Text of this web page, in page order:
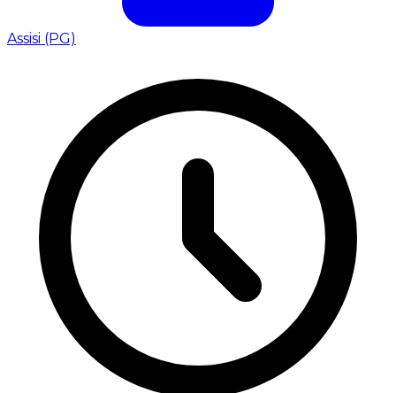
Assisi (PG)